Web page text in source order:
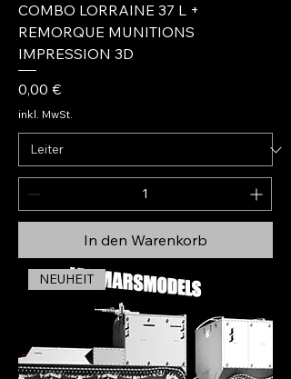
COMBO LORRAINE 37 L +
REMORQUE MUNITIONS
IMPRESSION 3D
Preis
0,00 €
inkl. MwSt.
In den Warenkorb
NEUHEIT